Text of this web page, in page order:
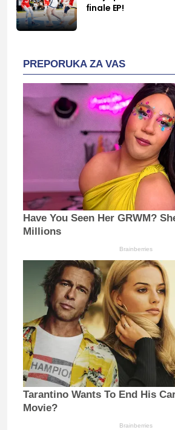
finale EP!
PREPORUKA ZA VAS
Have You Seen Her GRWM?
Millions
Brainberries
Tarantino Wants To End His
Movie?
Brainberries